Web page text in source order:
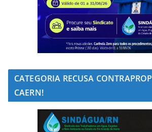
CATEGORIA RECUSA
CAERN!